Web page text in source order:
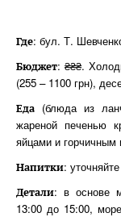
Где: бул. Т.
Бюджет: ₴₴₴.
(255 – 1100 грн),
Еда (блюда из
жареной печенью
яйцами и
Напитки:
Детали: в основе
13:00 до 15:00,